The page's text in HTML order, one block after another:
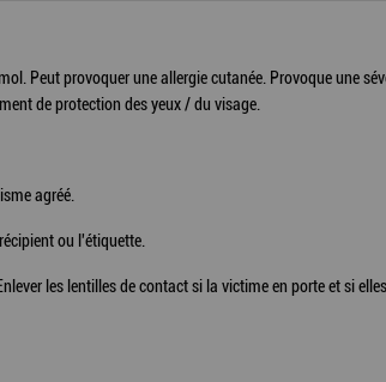
Peut provoquer une allergie cutanée. Provoque une
de protection des yeux / du visage.
agréé.
ou l'étiquette.
les lentilles de contact si la victime en porte et si